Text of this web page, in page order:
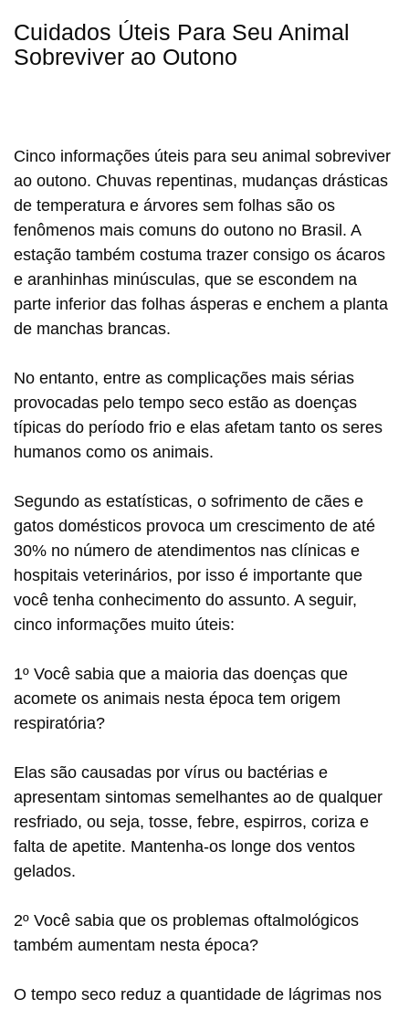
Cuidados Úteis Para Seu Animal
Sobreviver ao Outono
Cinco informações úteis para seu animal sobreviver
ao outono. Chuvas repentinas, mudanças drásticas
de temperatura e árvores sem folhas são os
fenômenos mais comuns do outono no Brasil. A
estação também costuma trazer consigo os ácaros
e aranhinhas minúsculas, que se escondem na
parte inferior das folhas ásperas e enchem a planta
de manchas brancas.
No entanto, entre as complicações mais sérias
provocadas pelo tempo seco estão as doenças
típicas do período frio e elas afetam tanto os seres
humanos como os animais.
Segundo as estatísticas, o sofrimento de cães e
gatos domésticos provoca um crescimento de até
30% no número de atendimentos nas clínicas e
hospitais veterinários, por isso é importante que
você tenha conhecimento do assunto. A seguir,
cinco informações muito úteis:
1º Você sabia que a maioria das doenças que
acomete os animais nesta época tem origem
respiratória?
Elas são causadas por vírus ou bactérias e
apresentam sintomas semelhantes ao de qualquer
resfriado, ou seja, tosse, febre, espirros, coriza e
falta de apetite. Mantenha-os longe dos ventos
gelados.
2º Você sabia que os problemas oftalmológicos
também aumentam nesta época?
O tempo seco reduz a quantidade de lágrimas nos